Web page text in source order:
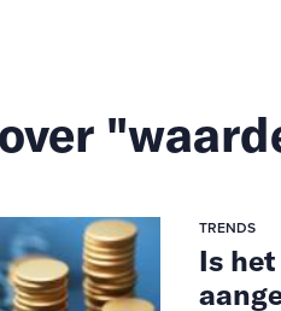
TRENDS
Is